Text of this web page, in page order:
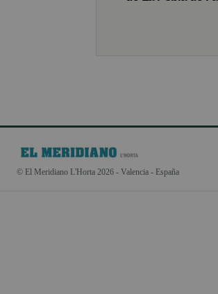
© El Meridiano L'Horta 2026 - Valencia - España